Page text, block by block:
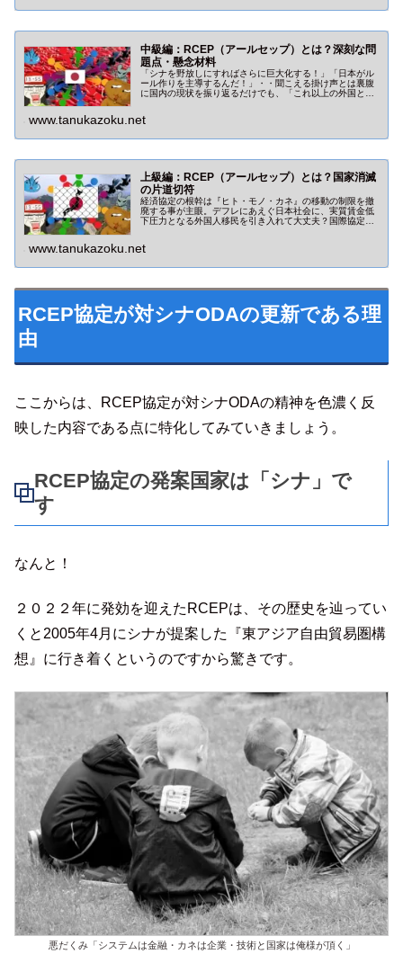
中級編：RCEP（アールセップ）とは？深刻な問
題点・懸念材料
「シナを野放しにすればさらに巨大化する！」「日本がル
ール作りを主導するんだ！」・・聞こえる掛け声とは裏腹
に国内の現状を振り返るだけでも、「これ以上の外国との
www.tanukazoku.net
上級編：RCEP（アールセップ）とは？国家消滅
の片道切符
経済協定の根幹は『ヒト・モノ・カネ』の移動の制限を撤
廃する事が主眼。デフレにあえぐ日本社会に、実質賃金低
下圧力となる外国人移民を引き入れて大丈夫？国際協定に
www.tanukazoku.net
RCEP協定が対シナODAの更新である理
由
ここからは、RCEP協定が対シナODAの精神を色濃く反
映した内容である点に特化してみていきましょう。
RCEP協定の発案国家は「シナ」で
す
なんと！
２０２２年に発効を迎えたRCEPは、その歴史を辿ってい
くと2005年4月にシナが提案した『東アジア自由貿易圏構
想』に行き着くというのですから驚きです。
悪だくみ「システムは金融・カネは企業・技術と国家は俺様が頂く」